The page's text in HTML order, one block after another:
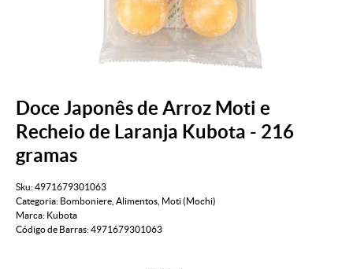
Doce Japonês de Arroz Moti e
Recheio de Laranja Kubota - 216
gramas
Sku:4971679301063
Categoria: Bomboniere Alimentos Moti (Mochi)
Marca: Kubota
Código de Barras:4971679301063